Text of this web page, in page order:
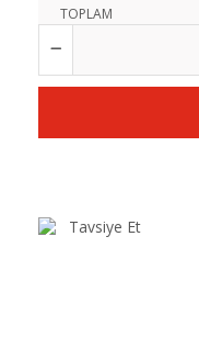
TOPLAM
Tavsiye Et